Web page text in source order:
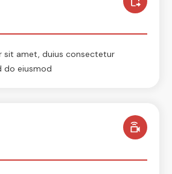
sit amet, duius consectetur
do eiusmod